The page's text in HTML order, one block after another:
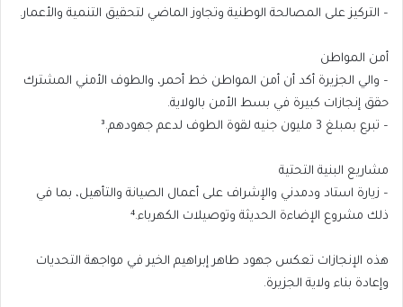
– التركيز على المصالحة الوطنية وتجاوز الماضي لتحقيق التنمية والأعمار.
أمن المواطن
– والي الجزيرة أكد أن أمن المواطن خط أحمر، والطوف الأمني المشترك
حقق إنجازات كبيرة في بسط الأمن بالولاية.
– تبرع بمبلغ 3 مليون جنيه لقوة الطوف لدعم جهودهم.³
مشاريع البنية التحتية
– زيارة استاد ودمدني والإشراف على أعمال الصيانة والتأهيل، بما في
ذلك مشروع الإضاءة الحديثة وتوصيلات الكهرباء.⁴
هذه الإنجازات تعكس جهود طاهر إبراهيم الخير في مواجهة التحديات
وإعادة بناء ولاية الجزيرة.